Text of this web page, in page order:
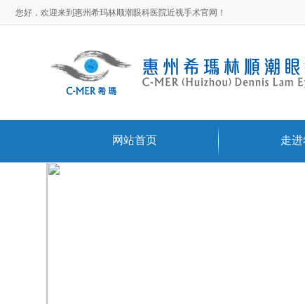
您好，欢迎来到惠州希玛林顺潮眼科医院近视手术官网！
网站首页 走